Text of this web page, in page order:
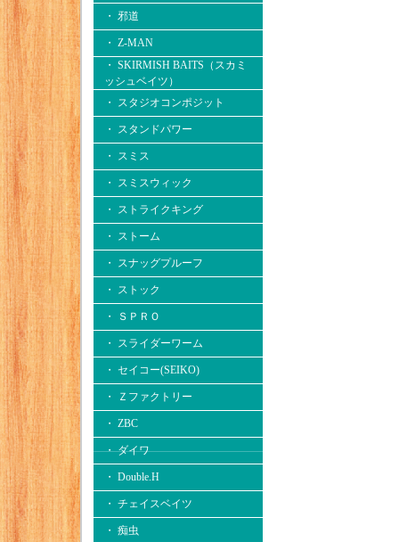
・ 邪道
・ Z-MAN
・ SKIRMISH BAITS（スカミ
ッシュベイツ）
・ スタジオコンポジット
・ スタンドパワー
・ スミス
・ スミスウィック
・ ストライクキング
・ ストーム
・ スナッグプルーフ
・ ストック
・ ＳＰＲＯ
・ スライダーワーム
・ セイコー(SEIKO)
・ Ｚファクトリー
・ ZBC
・ ダイワ
・ Double.H
・ チェイスベイツ
・ 痴虫